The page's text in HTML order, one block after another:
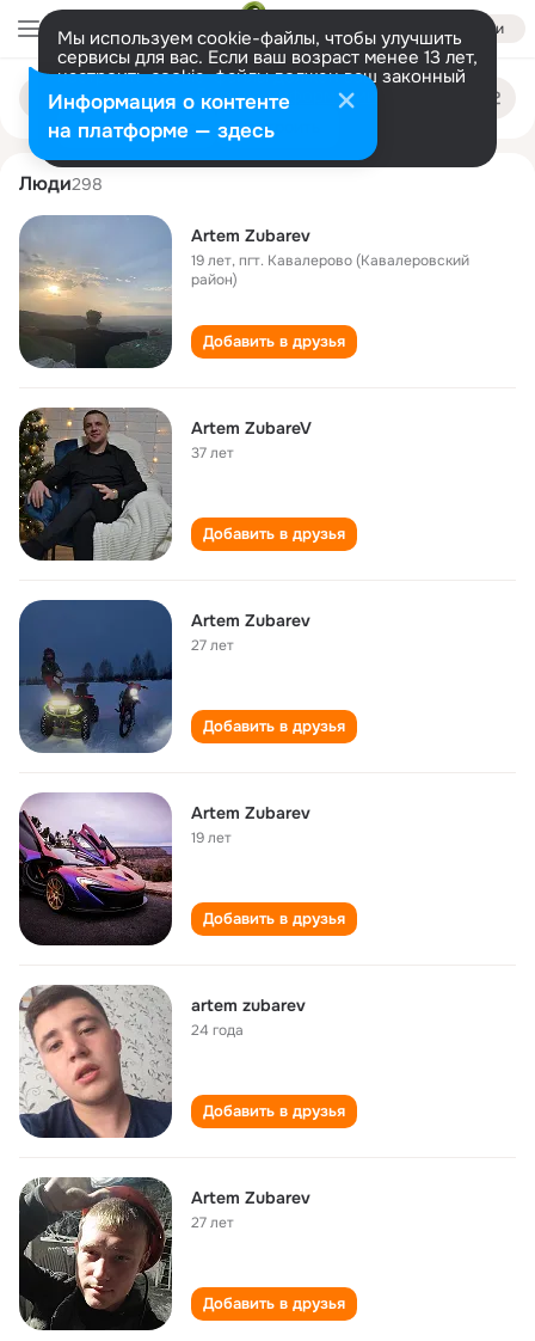
Войти
Мы используем cookie-файлы, чтобы улучшить
сервисы для вас. Если ваш возраст менее 13 лет,
настроить cookie-файлы должен ваш законный
представитель. Больше информации
Разрешить все Настроить
Поиск
людям
artyom zubarev
Люди298
Artem Zubarev
19 лет,пгт. Кавалерово (Кавалеровский
район)
Добавить в друзья
Аrtem ZubareV
37 лет
Добавить в друзья
Artem Zubarev
27 лет
Добавить в друзья
Artem Zubarev
19 лет
Добавить в друзья
artem zubarev
24 года
Добавить в друзья
Artem Zubarev
27 лет
Добавить в друзья
Информация о контенте
на платформе — здесь